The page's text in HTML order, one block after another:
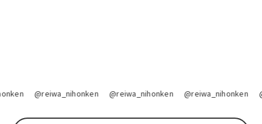
@reiwa_nihonken @reiwa_nihonken @reiwa_nihonken